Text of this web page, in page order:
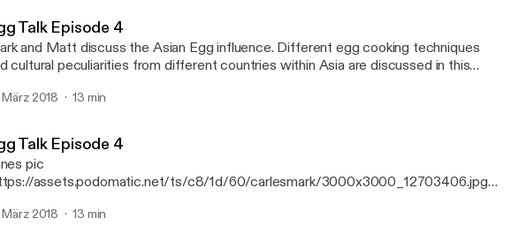
Talk Episode 4
and Matt discuss the Asian Egg influence. Different egg cooking techniques
cultural peculiarities from different countries within Asia are discussed in this
März 2018 13 min
Talk Episode 4
pic
assets.podomatic.net/ts/c8/1d/60/carlesmark/3000x3000_12703406.jpg]
cultural peculiarities from different countries within Asia are discussed in this
März 2018 13 min